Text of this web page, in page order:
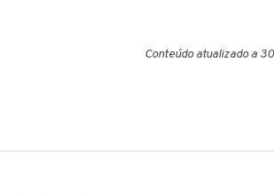
Conteúdo atualizado a